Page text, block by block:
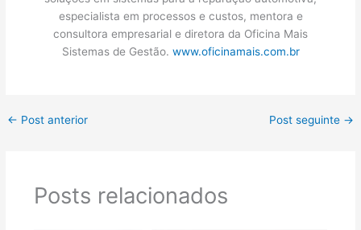
especialista em processos e custos, mentora e
consultora empresarial e diretora da Oficina Mais
Sistemas de Gestão. www.oficinamais.com.br
← Post anterior Post seguinte →
Posts relacionados